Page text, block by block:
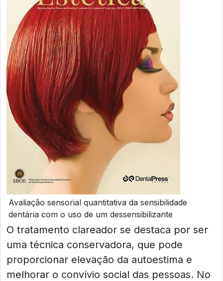
Avaliação sensorial quantitativa da sensibilidade
dentária com o uso de um dessensibilizante
O tratamento clareador se destaca por ser
uma técnica conservadora, que pode
proporcionar elevação da autoestima e
melhorar o convívio social das pessoas. No